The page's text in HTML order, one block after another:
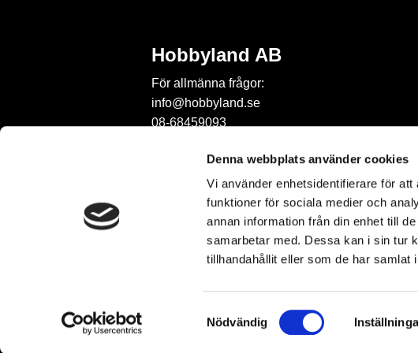
Denna webbplats använder cookies
Vi använder enhetsidentifierare för
funktioner för sociala medier och
annan information från din enhet till
samarbetar med. Dessa kan i sin tur
tillhandahållit eller som de har samlat
a
Nödvändig
Hobbyland AB
För allmänna frågor:
info@hobbyland.se
08-68459093
order@hobbyland.se
08-68459093
vardagar mellan 9-11